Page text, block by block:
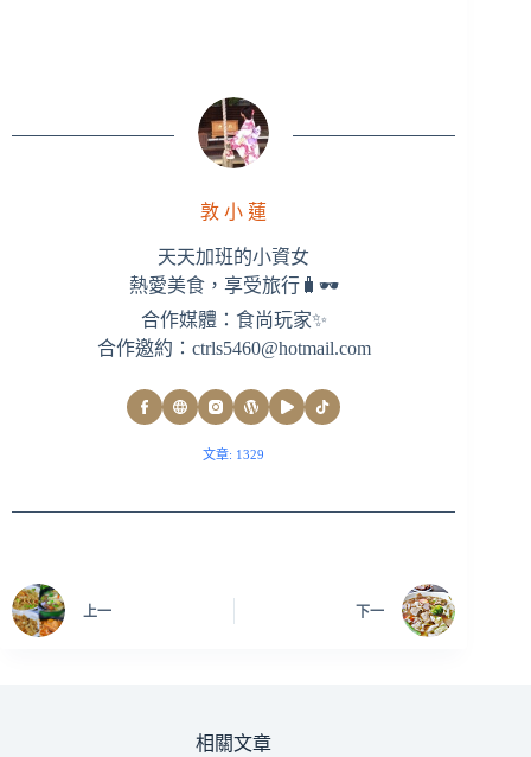
敦 小 蓮
天天加班的小資女
熱愛美食，享受旅行🧳🕶
合作媒體：食尚玩家✨
合作邀約： ctrls5460@hotmail.com
文章: 1329
上一 下一
相關文章